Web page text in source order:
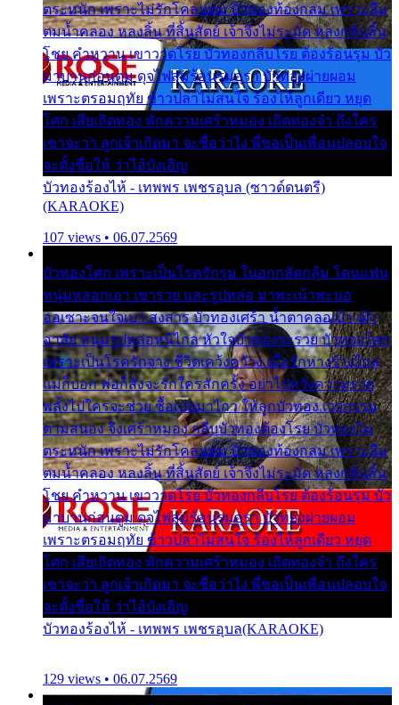
ตระหนัก เพราะไม่รักโคลนตม บัวทองท้องกลม เพราะลืม
ตมน้ำคลอง หลงลิ้น ที่สิ้นสัตย์ เจ้าจึงไม่ระมัด หลงกลิ่นลิ้น
โชย คำหวาน เขาวาดโรย บัวทองกลีบโรย ต้องร้อนรุม บัว
มาบานก่อนตูม ดุจไฟสุมร้อนรุมอุรา บัวทองผ่ายผอม
เพราะตรอมฤทัย ข้าวปลาไม่สนใจ ร้องไห้ลูกเดียว หยุด
โศก เสียเถิดทอง พักความเศร้าหมอง เถิดทองจ๋า ถึงใคร
เขาจะว่า ลูกเจ้าเกิดมา จะชื่อว่าไง พี่ขอเป็นเพื่อนปลอบใจ
จะตั้งชื่อให้ ว่าไอ้บังเอิญ
บัวทองร้องไห้ - เทพพร เพชรอุบล (ซาวด์ดนตรี)
(KARAOKE)
107 views • 06.07.2569
บัวทองโศก เพราะเป็นโรครักรุม ในอกกลัดกลุ้ม โดนแฟน
หนุ่มหลอกเอา เขารวย และรูปหล่อ มาพะเน้าพะนอ
ออเซาะจนใจเบา สงสาร บัวทองเศร้า น้ำตาคลอเบ้า เฝ้า
อาลัย หนุ่มรูปหล่อหนีไกล หัวใจบัวทองระรวย บัวทองโศก
เพราะเป็นโรครักจาง ชีวิตเคว้งคว้าง เมื่อรักห่างร้างไกล
แม่ก็บอก พ่อก็สั่งจะรักใครสักครั้ง อย่าไปหวังความรวย
พลั้งไปใครจะช่วย ซื้อเปลมาไกว ให้ลูกบัวทอง เวรกรรม
ตามสนอง จึงเศร้าหมอง กลีบบัวทองต้องโรย บัวทองไม่
ตระหนัก เพราะไม่รักโคลนตม บัวทองท้องกลม เพราะลืม
ตมน้ำคลอง หลงลิ้น ที่สิ้นสัตย์ เจ้าจึงไม่ระมัด หลงกลิ่นลิ้น
โชย คำหวาน เขาวาดโรย บัวทองกลีบโรย ต้องร้อนรุม บัว
มาบานก่อนตูม ดุจไฟสุมร้อนรุมอุรา บัวทองผ่ายผอม
เพราะตรอมฤทัย ข้าวปลาไม่สนใจ ร้องไห้ลูกเดียว หยุด
โศก เสียเถิดทอง พักความเศร้าหมอง เถิดทองจ๋า ถึงใคร
เขาจะว่า ลูกเจ้าเกิดมา จะชื่อว่าไง พี่ขอเป็นเพื่อนปลอบใจ
จะตั้งชื่อให้ ว่าไอ้บังเอิญ
บัวทองร้องไห้ - เทพพร เพชรอุบล(KARAOKE)
129 views • 06.07.2569